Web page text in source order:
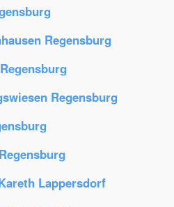
Regensburg
Regensburg
Lappersdorf